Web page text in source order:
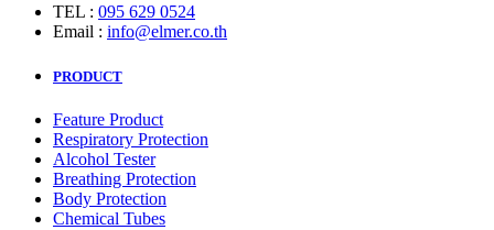
TEL : 095 629 0524
Email : info@elmer.co.th
PRODUCT
Feature Product
Respiratory Protection
Alcohol Tester
Breathing Protection
Body Protection
Chemical Tubes